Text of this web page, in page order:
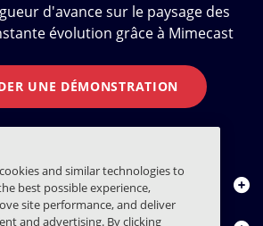
d'avance sur le paysage des
évolution grâce à Mimecast
UNE DÉMONSTRATION
and similar technologies to
best possible experience,
site performance, and deliver
and advertising. By clicking